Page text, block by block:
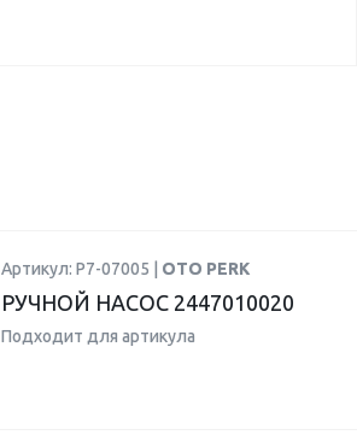
Артикул: P7-07005 | OTO PERK
РУЧНОЙ НАСОС 2447010020
Подходит для артикула